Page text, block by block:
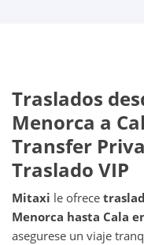
Traslados
Menorca a
Transfer
Traslado VIP
Mitaxi le ofrece
Menorca hasta Cala
asegurese un viaje